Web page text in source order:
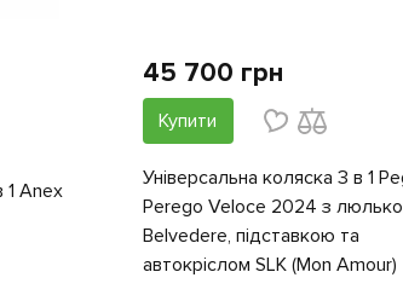
1 Anex
45 700 грн
Купити
Універсальна коляска 3 в 1
Perego Veloce 2024 з
Belvedere, підставкою та
автокріслом SLK (Mon Amour)